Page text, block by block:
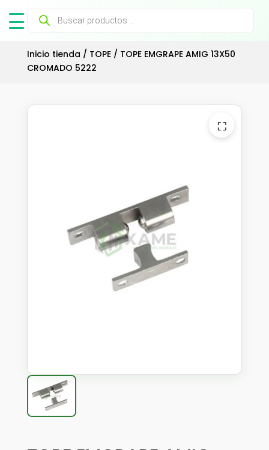
Búsqueda
productos
Inicio tienda / TOPE/ TOPE EMGRAPE AMIG 13X50
CROMADO 5222
⛶